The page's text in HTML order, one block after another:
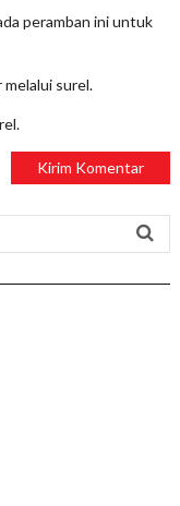
peramban ini untuk
surel.